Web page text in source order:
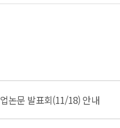
논문 발표회(11/18) 안내